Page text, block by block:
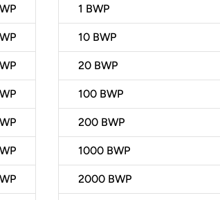
1 BWP
10 BWP
20 BWP
100 BWP
200 BWP
1000 BWP
2000 BWP